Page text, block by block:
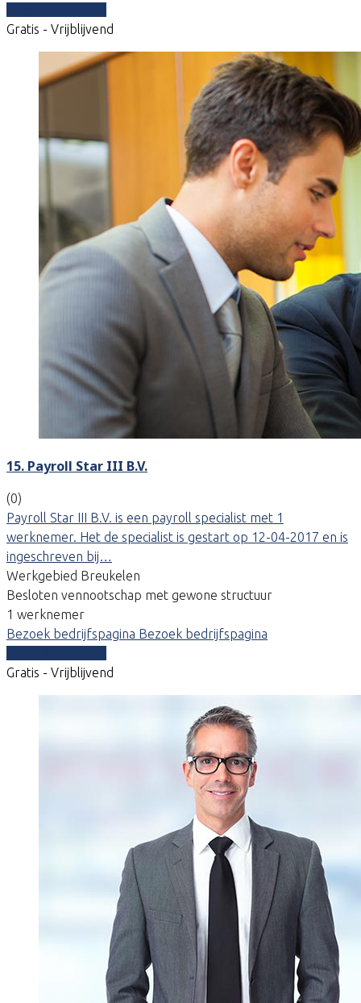
Gratis - Vrijblijvend
15. Payroll Star III B.V.
(0)
Payroll Star III B.V. is een payroll specialist met 1
werknemer. Het de specialist is gestart op 12-04-2017 en is
ingeschreven bij…
Werkgebied Breukelen
Besloten vennootschap met gewone structuur
1 werknemer
Bezoek bedrijfspagina Bezoek bedrijfspagina
Gratis - Vrijblijvend